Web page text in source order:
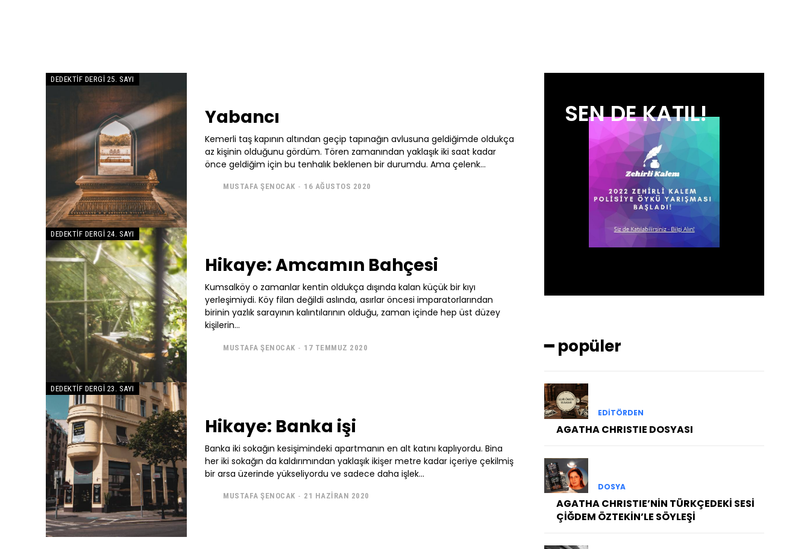
DEDEKTIF DERGI 25. SAYI
Yabancı
Kemerli taş kapının altından geçip tapınağın avlusuna geldiğimde oldukça
az kişinin olduğunu gördüm. Tören zamanından yaklaşık iki saat kadar
önce geldiğim için bu tenhalık beklenen bir durumdu. Ama çelenk...
MUSTAFA ŞENOCAK - 16 AĞUSTOS 2020
DEDEKTIF DERGI 24. SAYI
Hikaye: Amcamın Bahçesi
Kumsalköy o zamanlar kentin oldukça dışında kalan küçük bir kıyı
yerleşimiydi. Köy filan değildi aslında, asırlar öncesi imparatorlarından
birinin yazlık sarayının kalıntılarının olduğu, zaman içinde hep üst düzey
kişilerin...
MUSTAFA ŞENOCAK - 17 TEMMUZ 2020
DEDEKTIF DERGI 23. SAYI
Hikaye: Banka işi
Banka iki sokağın kesişimindeki apartmanın en alt katını kaplıyordu. Bina
her iki sokağın da kaldırımından yaklaşık ikişer metre kadar içeriye çekilmiş
bir arsa üzerinde yükseliyordu ve sadece daha işlek...
MUSTAFA ŞENOCAK - 21 HAZIRAN 2020
SEN DE KATIL!
━ popüler
EDITÖRDEN
AGATHA CHRISTIE DOSYASI
DOSYA
AGATHA CHRISTIE’NİN TÜRKÇEDEKİ SESİ
ÇİĞDEM ÖZTEKİN’LE SÖYLEŞİ